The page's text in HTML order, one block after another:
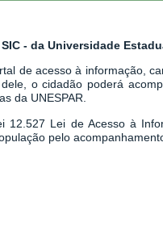
- da Universidade
de acesso à informação,
o cidadão poderá
da UNESPAR.
12.527 Lei de Acesso à
pelo